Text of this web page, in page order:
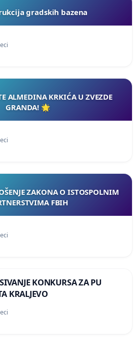
gradskih bazena
ALMEDINA KRKIĆA U ZVEZDE
GRANDA! 🌟
ZAKONA O ISTOSPOLNIM
FBIH
KONKURSA ZA PU
KRALJEVO